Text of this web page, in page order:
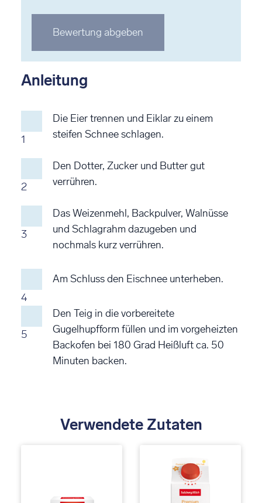
Stern
bewerten
Stern
bewerten
Stern
bewerten
Stern
bewerten
Stern
bewerten
Bewertung abgeben
Anleitung
1
Die Eier trennen und Eiklar zu einem
steifen Schnee schlagen.
2
Den Dotter, Zucker und Butter gut
verrühren.
3
Das Weizenmehl, Backpulver, Walnüsse
und Schlagrahm dazugeben und
nochmals kurz verrühren.
4
Am Schluss den Eischnee unterheben.
5
Den Teig in die vorbereitete
Gugelhupfform füllen und im vorgeheizten
Backofen bei 180 Grad Heißluft ca. 50
Minuten backen.
Verwendete Zutaten